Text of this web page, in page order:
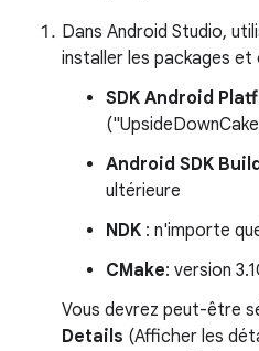
Dans Android Studio,
installer les packages et
SDK Android
Android SDK
ultérieure
NDK : n'importe
CMake: version
Vous devrez peut-être
Details (Afficher les